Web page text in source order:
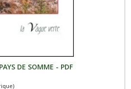
DE SOMME - PDF